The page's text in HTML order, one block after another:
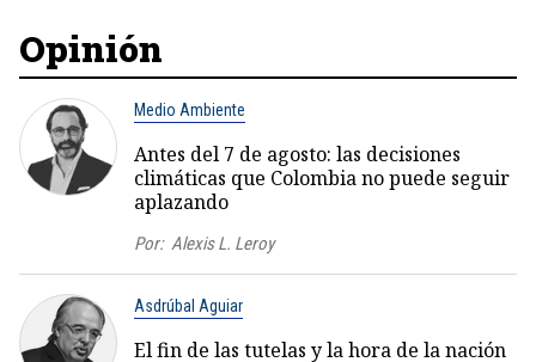
Opinión
Medio Ambiente
Antes del 7 de agosto: las decisiones
climáticas que Colombia no puede seguir
aplazando
Por: Alexis L. Leroy
Asdrúbal Aguiar
El fin de las tutelas y la hora de la nación